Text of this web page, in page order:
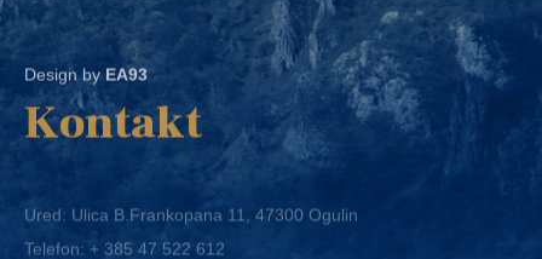
Design by EA93
Kontakt
Ured: Ulica B.Frankopana 11, 47300 Ogulin
Telefon:+ 385 47 522 612
Telefaks: + 385 47 522 821